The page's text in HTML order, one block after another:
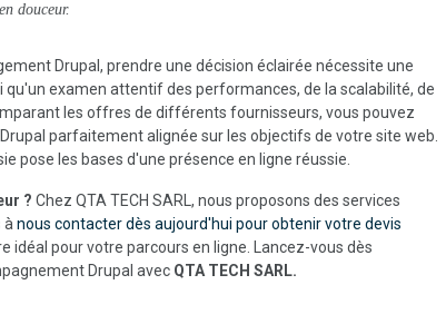
douceur.
Drupal, prendre une décision éclairée nécessite une
examen attentif des performances, de la scalabilité, de
les offres de différents fournisseurs, vous pouvez
parfaitement alignée sur les objectifs de votre site web.
pose les bases d'une présence en ligne réussie.
? Chez QTA TECH SARL, nous proposons des services
à nous contacter dès aujourd'hui pour obtenir votre devis
idéal pour votre parcours en ligne. Lancez-vous dès
Drupal avec QTA TECH SARL.